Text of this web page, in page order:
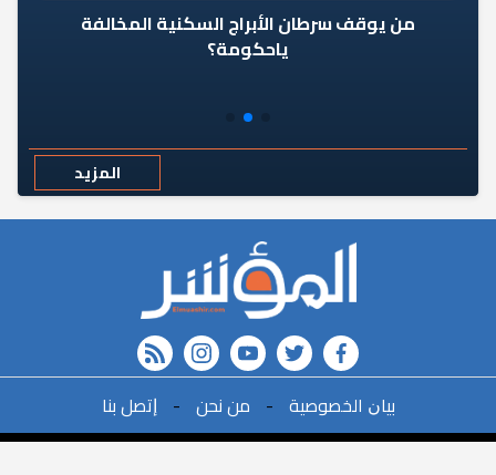
من يوقف سرطان الأبراج السكنية المخالفة
ياحكومة؟
المزيد
FACEBOOK
twitter
youtube
instagram
rss feed
ﺑﻴﺎﻥ اﻟﺨﺼﻮﺻﻴﺔ - ﻣﻦ ﻧﺤﻦ - ﺇﺗﺼﻞ ﺑﻨﺎ